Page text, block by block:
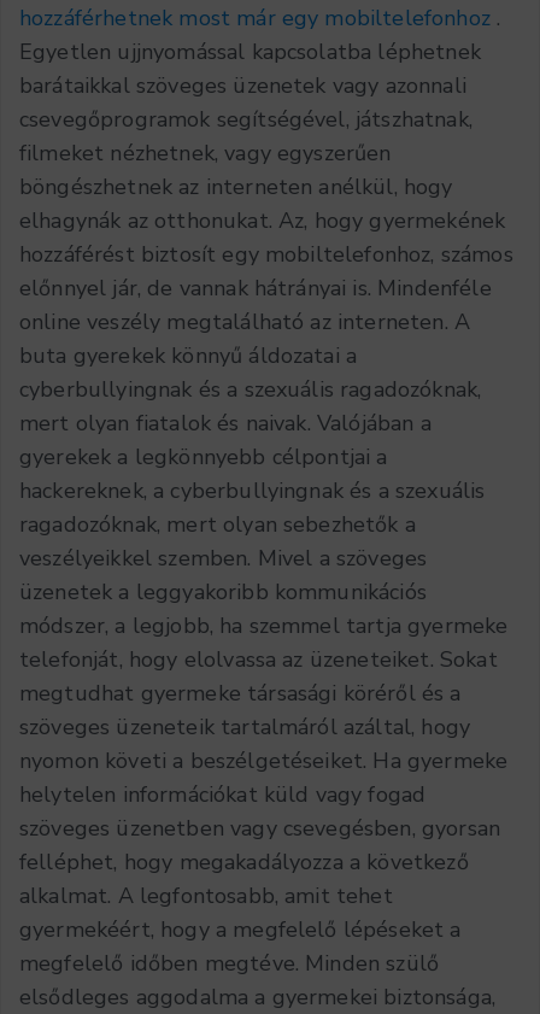
hozzáférhetnek most már egy mobiltelefonhoz .
Egyetlen ujjnyomással kapcsolatba léphetnek
barátaikkal szöveges üzenetek vagy azonnali
csevegőprogramok segítségével, játszhatnak,
filmeket nézhetnek, vagy egyszerűen
böngészhetnek az interneten anélkül, hogy
elhagynák az otthonukat. Az, hogy gyermekének
hozzáférést biztosít egy mobiltelefonhoz, számos
előnnyel jár, de vannak hátrányai is. Mindenféle
online veszély megtalálható az interneten. A
buta gyerekek könnyű áldozatai a
cyberbullyingnak és a szexuális ragadozóknak,
mert olyan fiatalok és naivak. Valójában a
gyerekek a legkönnyebb célpontjai a
hackereknek, a cyberbullyingnak és a szexuális
ragadozóknak, mert olyan sebezhetők a
veszélyeikkel szemben. Mivel a szöveges
üzenetek a leggyakoribb kommunikációs
módszer, a legjobb, ha szemmel tartja gyermeke
telefonját, hogy elolvassa az üzeneteiket. Sokat
megtudhat gyermeke társasági köréről és a
szöveges üzeneteik tartalmáról azáltal, hogy
nyomon követi a beszélgetéseiket. Ha gyermeke
helytelen információkat küld vagy fogad
szöveges üzenetben vagy csevegésben, gyorsan
felléphet, hogy megakadályozza a következő
alkalmat. A legfontosabb, amit tehet
gyermekéért, hogy a megfelelő lépéseket a
megfelelő időben megtéve. Minden szülő
elsődleges aggodalma a gyermekei biztonsága,